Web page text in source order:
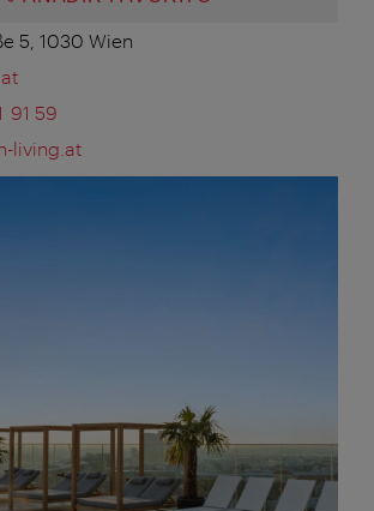
5, 1030 Wien
91 59
living.at